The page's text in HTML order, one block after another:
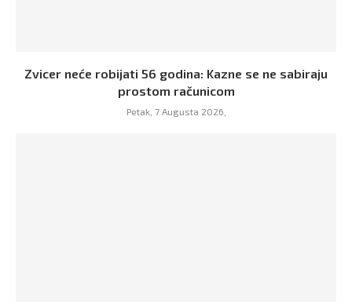
Zvicer neće robijati 56 godina: Kazne se ne sabiraju
prostom računicom
Petak, 7 Augusta 2026,